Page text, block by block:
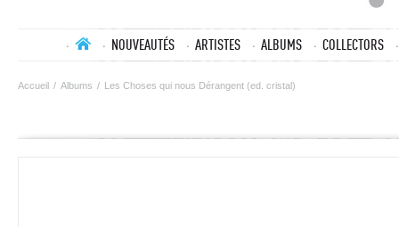
NOUVEAUTÉS ARTISTES ALBUMS COLLECTORS
Accueil / Albums / Les Choses qui nous Dérangent (ed. cristal)